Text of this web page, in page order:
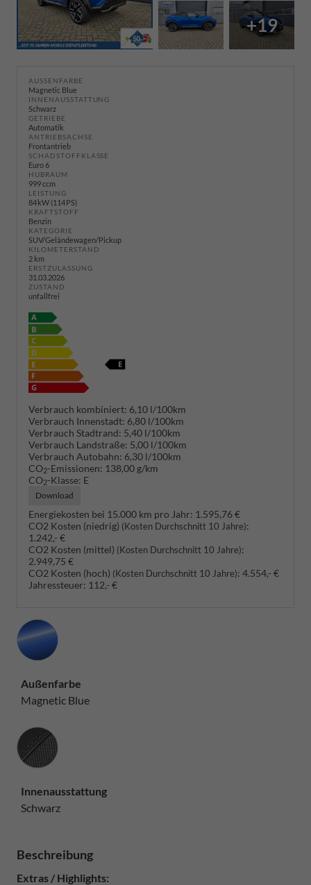
+19
AUSSENFARBE
Magnetic Blue
INNENAUSSTATTUNG
Schwarz
GETRIEBE
Automatik
ANTRIEBSACHSE
Frontantrieb
SCHADSTOFFKLASSE
Euro 6
HUBRAUM
999 ccm
LEISTUNG
84 kW (114 PS)
KRAFTSTOFF
Benzin
KATEGORIE
SUV/Geländewagen/Pickup
KILOMETERSTAND
2 km
ERSTZULASSUNG
31.03.2026
ZUSTAND
unfallfrei
Verbrauch kombiniert: 6,10 l/100km
Verbrauch Innenstadt: 6,80 l/100km
Verbrauch Stadtrand: 5,40 l/100km
Verbrauch Landstraße: 5,00 l/100km
Verbrauch Autobahn: 6,30 l/100km
CO2-Emissionen: 138,00 g/km
CO2-Klasse: E
Download
Energiekosten bei 15.000 km pro Jahr: 1.595,76 €
CO2 Kosten (niedrig) (Kosten Durchschnitt 10 Jahre):
1.242,- €
CO2 Kosten (mittel) (Kosten Durchschnitt 10 Jahre):
2.949,75 €
CO2 Kosten (hoch) (Kosten Durchschnitt 10 Jahre): 4.554,- €
Jahressteuer: 112,- €
Außenfarbe
Magnetic Blue
Innenausstattung
Innenausstattung
Schwarz
Beschreibung
Extras / Highlights: